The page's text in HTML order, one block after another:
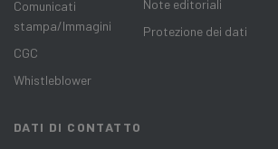
Comunicati
stampa/Immagini
CGC
Whistleblower
Note editoriali
Protezione dei dati
DATI DI CONTATTO